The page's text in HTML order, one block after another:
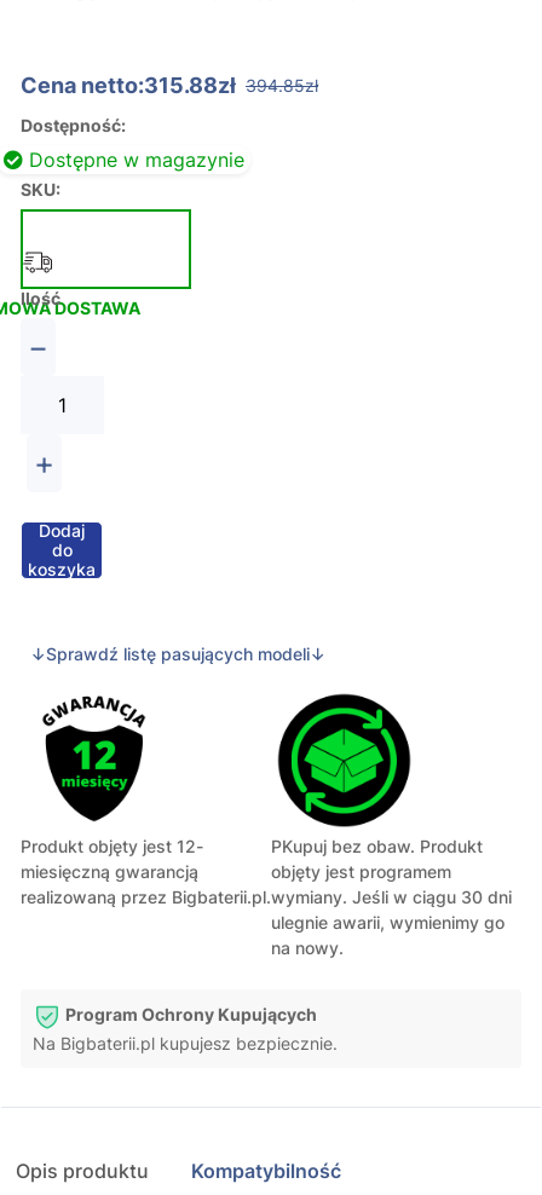
Cena netto:315.88zł 394.85zł
Dostępność:
Dostępne w magazynie
SKU:
DOSTAWA
Ilość
−
+
Dodaj
do
koszyka
↓Sprawdź listę pasujących modeli↓
Produkt objęty jest 12-
miesięczną gwarancją
realizowaną przez Bigbaterii.pl.
PKupuj bez obaw. Produkt
objęty jest programem
wymiany. Jeśli w ciągu 30 dni
ulegnie awarii, wymienimy go
na nowy.
Program Ochrony Kupujących
Na Bigbaterii.pl kupujesz bezpiecznie.
Opis produktu Kompatybilność